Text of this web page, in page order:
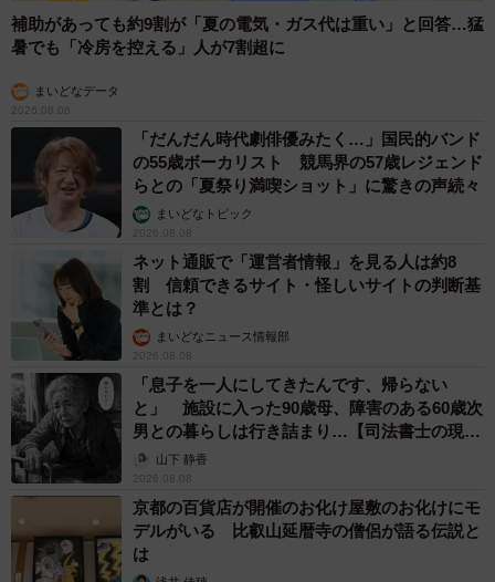
補助があっても約9割が「夏の電気・ガス代は重い」と回答…猛
暑でも「冷房を控える」人が7割超に
まいどなデータ
2026.08.08
「だんだん時代劇俳優みたく…」国民的バンド
の55歳ボーカリスト 競馬界の57歳レジェンド
らとの「夏祭り満喫ショット」に驚きの声続々
まいどなトピック
2026.08.08
ネット通販で「運営者情報」を見る人は約8
割 信頼できるサイト・怪しいサイトの判断基
準とは？
まいどなニュース情報部
2026.08.08
「息子を一人にしてきたんです、帰らない
と」 施設に入った90歳母、障害のある60歳次
男との暮らしは行き詰まり…【司法書士の現場
から】山下 静香
2026.08.08
京都の百貨店が開催のお化け屋敷のお化けにモ
デルがいる 比叡山延暦寺の僧侶が語る伝説と
は